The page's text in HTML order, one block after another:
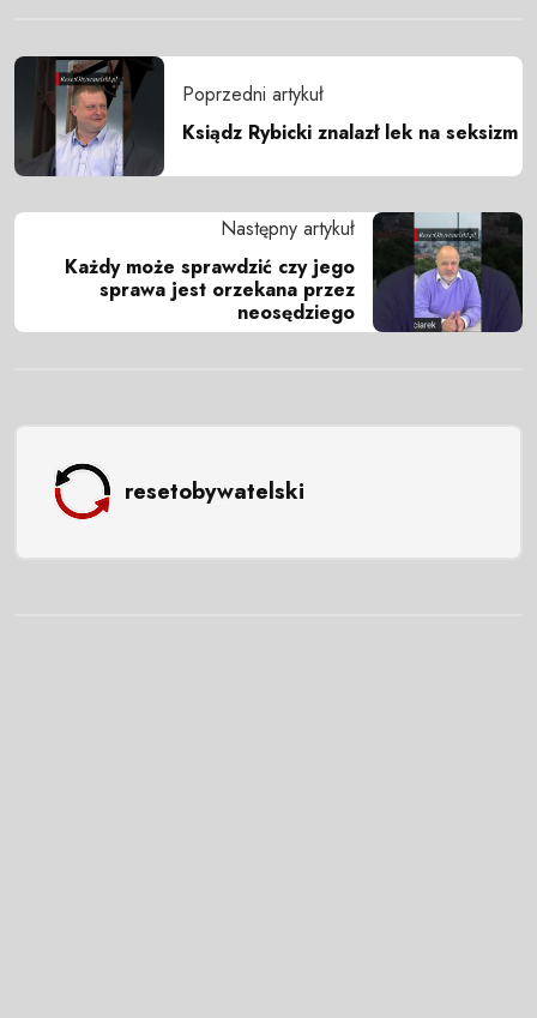
Poprzedni artykuł
Ksiądz Rybicki znalazł lek na seksizm
Następny artykuł
Każdy może sprawdzić czy jego
sprawa jest orzekana przez
neosędziego
resetobywatelski